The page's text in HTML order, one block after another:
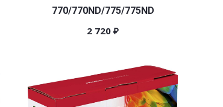
770/770ND/775/775ND
2 720 ₽